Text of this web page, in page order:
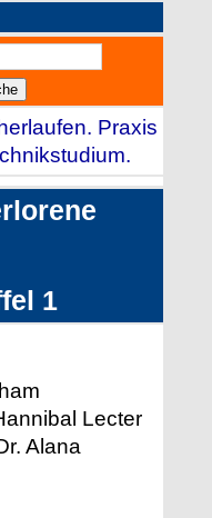
Praxis
1
Lecter
Alana